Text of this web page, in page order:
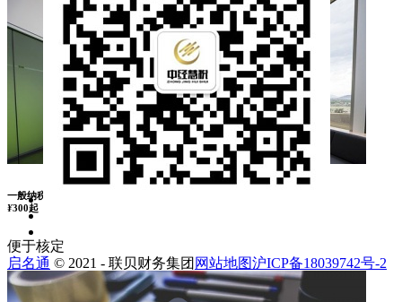
一般纳税人记账
¥300起
便于核定
启名通 © 2021 - 联贝财务集团 网站地图沪ICP备18039742号-2